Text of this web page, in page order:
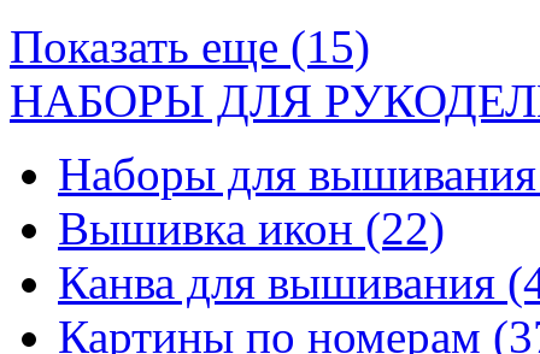
Показать еще (15)
НАБОРЫ ДЛЯ
Наборы для
Вышивка икон (22)
Канва для вышивания
Картины по номерам